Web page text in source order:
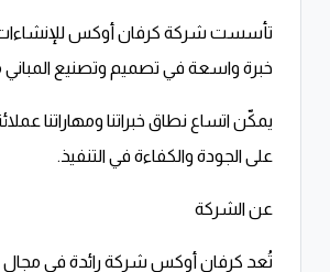
خبرة واسعة في تصميم وتصنيع المباني
يمكّن اتساع نطاق خبراتنا ومهاراتنا
على الجودة والكفاءة في التنفيذ.
عن الشركة
تُعد كرفان أوكس شركة رائدة في مجال